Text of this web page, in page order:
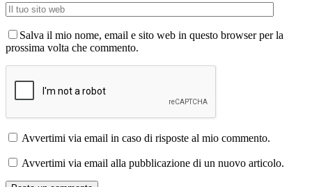
Salva il mio nome, email e sito web in questo browser per la
prossima volta che commento.
Avvertimi via email in caso di risposte al mio commento.
Avvertimi via email alla pubblicazione di un nuovo articolo.